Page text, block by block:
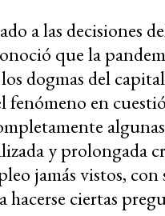
a las decisiones
que la
dogmas del
fenómeno en
y prolongada
jamás vistos,
ciertas